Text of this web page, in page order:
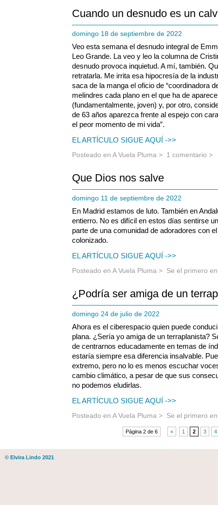
Cuando un desnudo es un
domingo 18 de septiembre de 2022
Veo esta semana el desnudo integral de
Leo Grande. La veo y leo la columna de
desnudo provoca inquietud. A mí, también.
retratarla. Me irrita esa hipocresía de la
saca de la manga el oficio de “coordinadora
melindres cada plano en el que ha de
(fundamentalmente, joven) y, por otro,
de 63 años aparezca frente al espejo con
el peor momento de mi vida”.
EL ARTÍCULO SIGUE AQUÍ ->>
Posteado en A Vuela Pluma > 1 comentario >
Que Dios nos salve
domingo 11 de septiembre de 2022
En Madrid estamos de luto. También en
entierro. No es difícil en estos días sentirse
parte de una comunidad de adoradores con
colonizado.
EL ARTÍCULO SIGUE AQUÍ ->>
Posteado en A Vuela Pluma > Se el primero
¿Podría ser amiga de un
domingo 24 de julio de 2022
Ahora es el ciberespacio quien puede
plana. ¿Sería yo amiga de un terraplanista?
de centrarnos educadamente en temas de
estaría siempre esa diferencia insalvable.
extremo, pero no lo es menos escuchar
cambio climático, a pesar de que sus
no podemos eludirlas.
EL ARTÍCULO SIGUE AQUÍ ->>
Posteado en A Vuela Pluma > Se el primero
Página 2 de 6 « 1 2 3 4
© Elvira Lindo 2021